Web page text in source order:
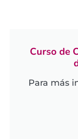
Curso de
Para más